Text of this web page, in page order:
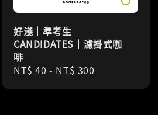
好淺｜準考生
CANDIDATES｜濾掛式咖
啡
Regular
NT$ 40 - NT$ 300